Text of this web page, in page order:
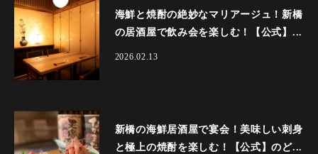
海鮮と焼酎の絶妙なマリアージュ！新橋
の居酒屋で飲み会を楽しむ！【公式】...
2026.02.13
新橋の海鮮居酒屋で宴会！美味しい刺身
と極上の焼酎を楽しむ！【公式】のど...